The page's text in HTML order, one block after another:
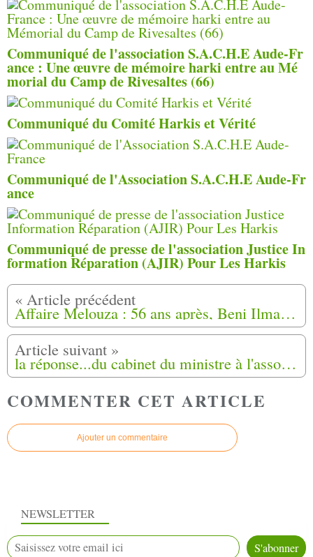
Communiqué de l'association S.A.C.H.E Aude-Fr
ance : Une œuvre de mémoire harki entre au Mé
morial du Camp de Rivesaltes (66)
Communiqué du Comité Harkis et Vérité
Communiqué de l'Association S.A.C.H.E Aude-Fr
ance
Communiqué de presse de l'association Justice In
formation Réparation (AJIR) Pour Les Harkis
Affaire Melouza : 56 ans après, Beni Ilmane crie encore sa colère.
la réponse...du cabinet du ministre à l'association départementale harkis dordogne veuves et orphelins.
COMMENTER CET ARTICLE
Ajouter un commentaire
NEWSLETTER